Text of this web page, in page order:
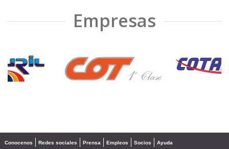
Empresas
❮ ❯
Conocenos Redes sociales Prensa Empleos Socios Ayuda